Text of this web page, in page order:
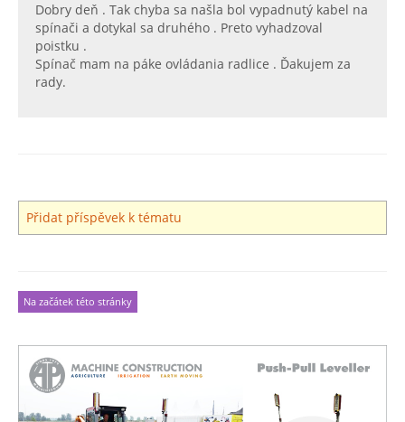
Dobry deň . Tak chyba sa našla bol vypadnutý kabel na
spínači a dotykal sa druhého . Preto vyhadzoval
poistku .
Spínač mam na páke ovládania radlice . Ďakujem za
rady.
Přidat příspěvek k tématu
Na začátek této stránky